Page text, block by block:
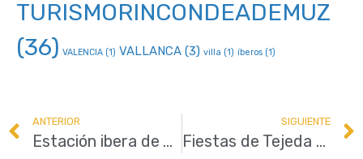
TURISMORINCONDEADEMUZ
(36) VALENCIA (1) VALLANCA (3) villa (1) íberos (1)
ANTERIOR
Estación ibera de Ademuz, del 7 de septiembre al 19 de octubre
SIGUIENTE
Fiestas de Tejeda de Castielfabib, del 7 al 8 de septiembre 2024